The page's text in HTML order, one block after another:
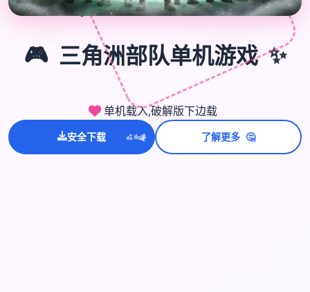
🎮
🎮 三角洲部队单机游戏 ✨
单机载入,破解版下边载
安全下载 ✨⭐💫 了解更多 🤔